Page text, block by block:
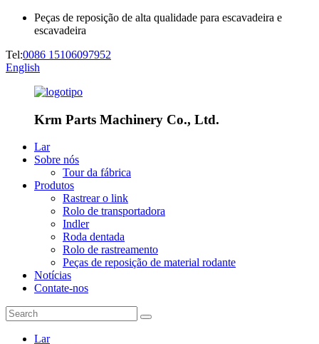
Peças de reposição de alta qualidade para escavadeira e
escavadeira
Tel:0086 15106097952
English
Krm Parts Machinery Co., Ltd.
Lar
Sobre nós
Tour da fábrica
Produtos
Rastrear o link
Rolo de transportadora
Indler
Roda dentada
Rolo de rastreamento
Peças de reposição de material rodante
Notícias
Contate-nos
Lar